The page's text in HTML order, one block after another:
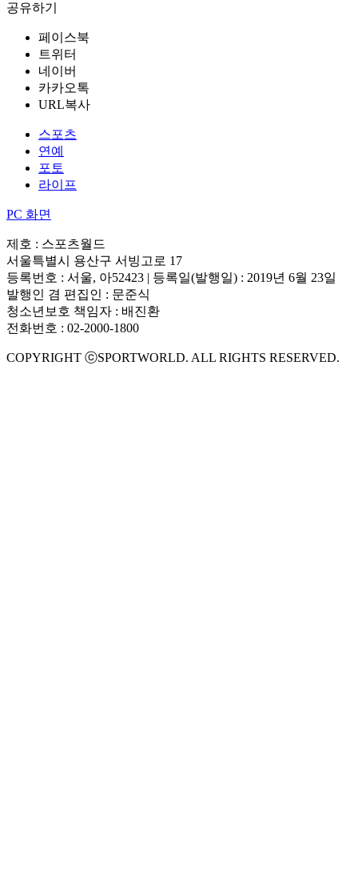
공유하기
페이스북
트위터
네이버
카카오톡
URL복사
스포츠
연예
포토
라이프
PC 화면
제호 : 스포츠월드
서울특별시 용산구 서빙고로 17
등록번호 : 서울, 아52423 | 등록일(발행일) : 2019년 6월 23일
발행인 겸 편집인 : 문준식
청소년보호 책임자 : 배진환
전화번호 : 02-2000-1800
COPYRIGHT ⓒSPORTWORLD. ALL RIGHTS RESERVED.